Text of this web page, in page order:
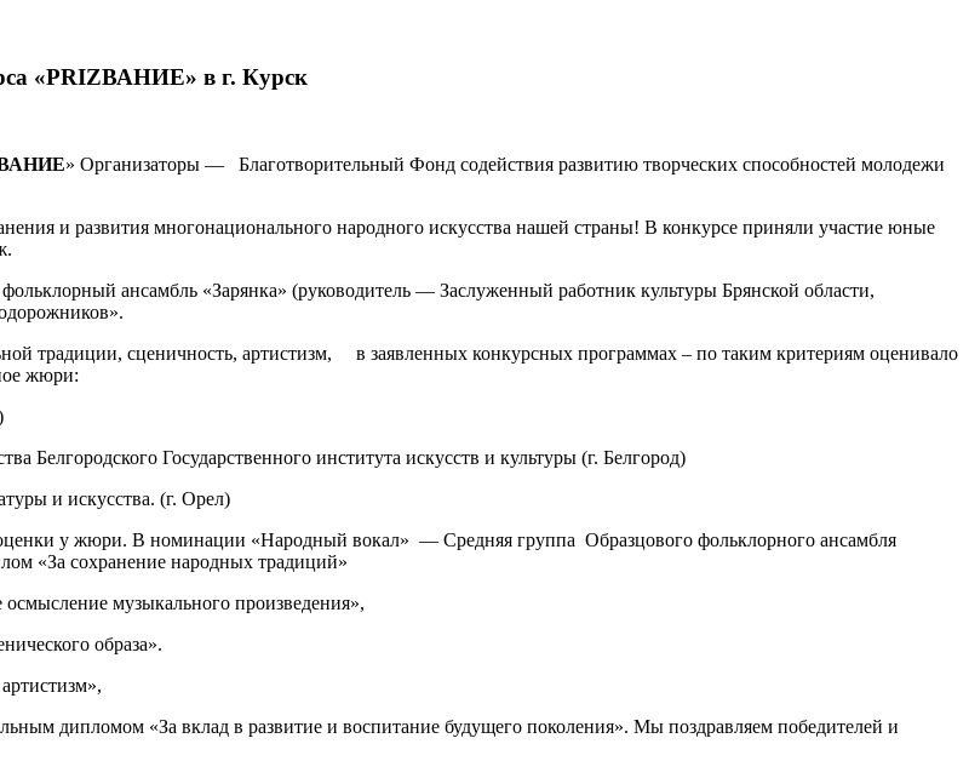
«PRIZВАНИЕ» в г. Курск
» Организаторы — Благотворительный Фонд содействия развитию творческих способностей молодежи
и развития многонационального народного искусства нашей страны! В конкурсе приняли участие юные
ансамбль «Зарянка» (руководитель — Заслуженный работник культуры Брянской области,
традиции, сценичность, артистизм, в заявленных конкурсных программах – по таким критериям оценивало
жюри:
Белгородского Государственного института искусств и культуры (г. Белгород)
и искусства. (г. Орел)
у жюри. В номинации «Народный вокал» — Средняя группа Образцового фольклорного ансамбля
«За сохранение народных традиций»
музыкального произведения»,
образа».
дипломом «За вклад в развитие и воспитание будущего поколения». Мы поздравляем победителей и